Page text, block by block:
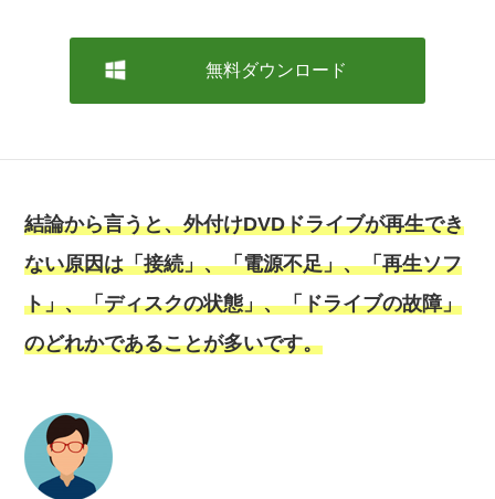
無料ダウンロード
結論から言うと、外付けDVDドライブが再生でき
ない原因は「接続」、「電源不足」、「再生ソフ
ト」、「ディスクの状態」、「ドライブの故障」
のどれかであることが多いです。